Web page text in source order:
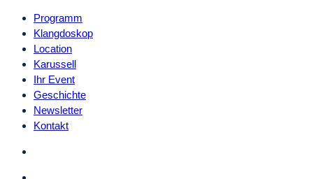
Programm
Klangdoskop
Location
Karussell
Ihr Event
Geschichte
Newsletter
Kontakt